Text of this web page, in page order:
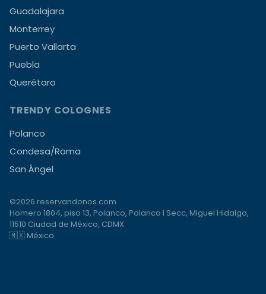
Guadalajara
Monterrey
Puerto Vallarta
Puebla
Querétaro
TRENDY COLOGNES
Polanco
Condesa/Roma
San Ángel
©2026 reservandonos.com
Homero 1804, piso 13, Polanco, Polanco I Secc, Miguel Hidalgo,
11510 Ciudad de México, CDMX
🇲🇽 México